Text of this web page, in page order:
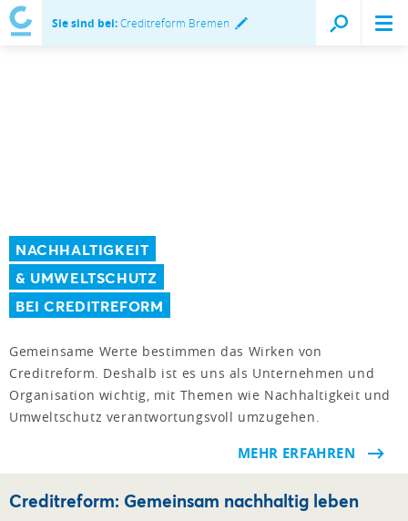
Sie sind bei:Creditreform Bremen
NACHHALTIGKEIT
& UMWELTSCHUTZ
BEI CREDITREFORM
Gemeinsame Werte bestimmen das Wirken von
Creditreform. Deshalb ist es uns als Unternehmen und
Organisation wichtig, mit Themen wie Nachhaltigkeit und
Umweltschutz verantwortungsvoll umzugehen.
MEHR ERFAHREN
Creditreform: Gemeinsam nachhaltig leben